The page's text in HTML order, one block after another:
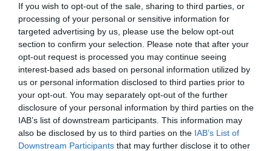
If you wish to opt-out of the sale, sharing to third parties, or
processing of your personal or sensitive information for
targeted advertising by us, please use the below opt-out
section to confirm your selection. Please note that after your
opt-out request is processed you may continue seeing
interest-based ads based on personal information utilized by
us or personal information disclosed to third parties prior to
your opt-out. You may separately opt-out of the further
disclosure of your personal information by third parties on the
IAB’s list of downstream participants. This information may
also be disclosed by us to third parties on the IAB’s List of
Downstream Participants that may further disclose it to other
raggiungere la salvezza sul
campo"
16.05.2026 10:00 di Gabriel Macis
Alfonso Greco, allenatore della Torres, ha parlato in conferenza
stampa alla vigilia del ritorno playout contro il Bra